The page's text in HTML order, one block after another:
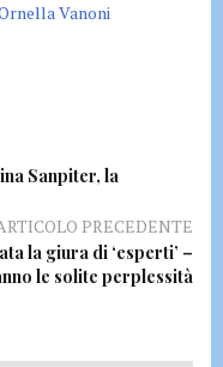
Vanoni
Sanpiter, la
PRECEDENTE
la giura di ‘esperti’ –
le solite perplessità